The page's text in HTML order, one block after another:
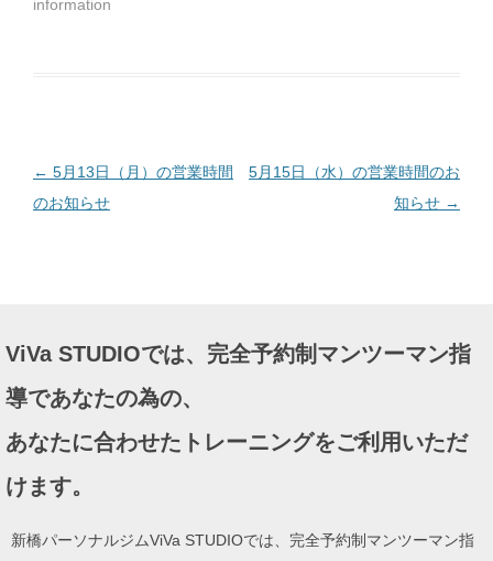
さ
で
開
ま
す
information
投
稿
シ
ョ
← 5月13日（月）の営業時間
のお知らせ
5月15日（水）の営業時間のお
知らせ →
ViVa STUDIOでは、完全予約制マンツーマン指
導であなたの為の、
あなたに合わせたトレーニングをご利用いただ
けます。
新橋パーソナルジムViVa STUDIOでは、完全予約制マンツーマン指